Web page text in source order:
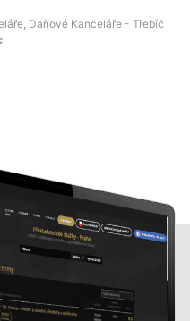
Daňové Kanceláře - Třebíč